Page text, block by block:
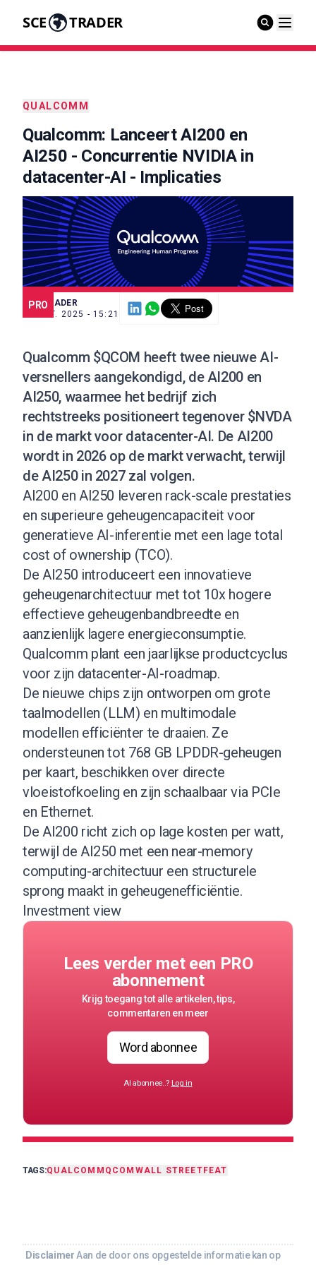
SCE TRADER
QUALCOMM
Qualcomm: Lanceert AI200 en
AI250 - Concurrentie NVIDIA in
datacenter-AI - Implicaties
PRO
SCE TRADER
27 OKT. 2025 - 15:21
Qualcomm $QCOM heeft twee nieuwe AI-
versnellers aangekondigd, de AI200 en
AI250, waarmee het bedrijf zich
rechtstreeks positioneert tegenover $NVDA
in de markt voor datacenter-AI. De AI200
wordt in 2026 op de markt verwacht, terwijl
de AI250 in 2027 zal volgen.
AI200 en AI250 leveren rack-scale prestaties
en superieure geheugencapaciteit voor
generatieve AI-inferentie met een lage total
cost of ownership (TCO).
De AI250 introduceert een innovatieve
geheugenarchitectuur met tot 10x hogere
effectieve geheugenbandbreedte en
aanzienlijk lagere energieconsumptie.
Qualcomm plant een jaarlijkse productcyclus
voor zijn datacenter-AI-roadmap.
De nieuwe chips zijn ontworpen om grote
taalmodellen (LLM) en multimodale
modellen efficiënter te draaien. Ze
ondersteunen tot 768 GB LPDDR-geheugen
per kaart, beschikken over directe
vloeistofkoeling en zijn schaalbaar via PCIe
en Ethernet.
De AI200 richt zich op lage kosten per watt,
terwijl de AI250 met een near-memory
computing-architectuur een structurele
sprong maakt in geheugenefficiëntie.
Investment view
Lees verder met een PRO
abonnement
Krijg toegang tot alle artikelen, tips,
commentaren en meer
Word abonnee
Al abonnee..? Log in
TAGS:QUALCOMM QCOM WALL STREET FEAT
Disclaimer Aan de door ons opgestelde informatie kan op